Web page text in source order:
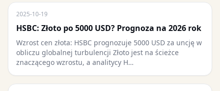
2025-10-19
HSBC: Złoto po 5000 USD? Prognoza na 2026 rok
Wzrost cen złota: HSBC prognozuje 5000 USD za uncję w
obliczu globalnej turbulencji Złoto jest na ścieżce
znaczącego wzrostu, a analitycy H…